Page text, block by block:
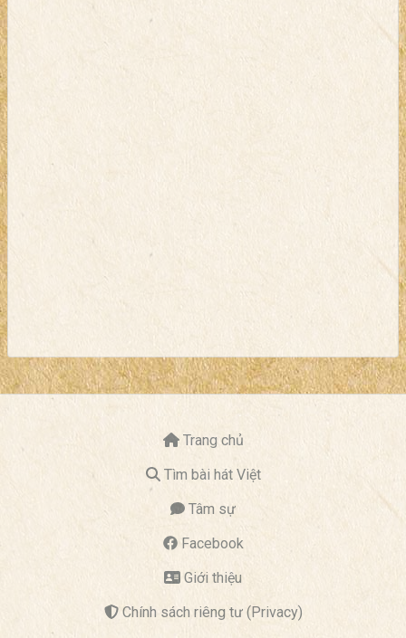
Trang chủ
Tìm bài hát Việt
Tâm sự
Facebook
Giới thiệu
Chính sách riêng tư (Privacy)